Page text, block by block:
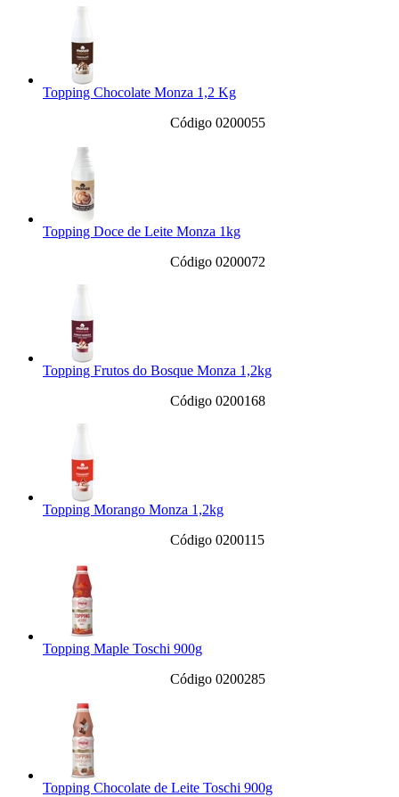
Topping Chocolate Monza 1,2 Kg
Código 0200055
Topping Doce de Leite Monza 1kg
Código 0200072
Topping Frutos do Bosque Monza 1,2kg
Código 0200168
Topping Morango Monza 1,2kg
Código 0200115
Topping Maple Toschi 900g
Código 0200285
Topping Chocolate de Leite Toschi 900g